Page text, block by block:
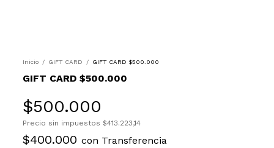
Inicio / GIFT CARD / GIFT CARD $500.000
GIFT CARD $500.000
$500.000
Precio sin impuestos $413.223,14
$400.000con Transferencia